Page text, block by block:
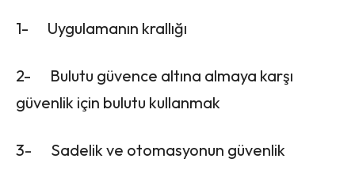
1- Uygulamanın krallığı
2- Bulutu güvence altına almaya karşı
güvenlik için bulutu kullanmak
3- Sadelik ve otomasyonun güvenlik